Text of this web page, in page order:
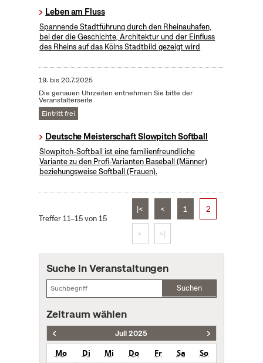
Leben am Fluss
Spannende Stadtführung durch den Rheinauhafen,
bei der die Geschichte, Architektur und der Einfluss
des Rheins auf das Kölns Stadtbild gezeigt wird
19. bis20.7.2025
Die genauen Uhrzeiten entnehmen Sie bitte der
Veranstalterseite
Eintritt frei
Deutsche Meisterschaft Slowpitch Softball
Slowpitch-Softball ist eine familienfreundliche
Variante zu den Profi-Varianten Baseball (Männer)
beziehungsweise Softball (Frauen).
Treffer 11–15 von 15
|< < 1 2
> >|
Suche in Veranstaltungen
Suchen
Zeitraum wählen
Juli 2025
Mo Di Mi Do Fr Sa
So